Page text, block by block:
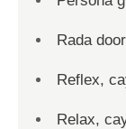
Rada
Reflex,
Relax,